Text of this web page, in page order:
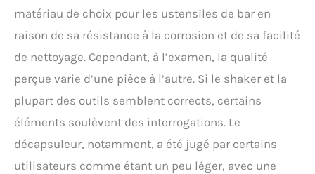
si vous voulez
impressionner vos amis
de mixologie, le shaker à
cocktail arc-en-ciel de
prouve votre bon goût.
Avec une jolie boîte
martini est un excellent
cadeau pour la fête des
matériau de choix pour les ustensiles de bar en
raison de sa résistance à la corrosion et de sa facilité
de nettoyage. Cependant, à l’examen, la qualité
perçue varie d’une pièce à l’autre. Si le shaker et la
plupart des outils semblent corrects, certains
éléments soulèvent des interrogations. Le
décapsuleur, notamment, a été jugé par certains
utilisateurs comme étant un peu léger, avec une